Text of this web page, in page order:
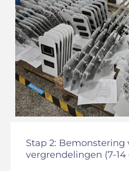
Stap 2: Bemonstering
vergrendelingen (7-14